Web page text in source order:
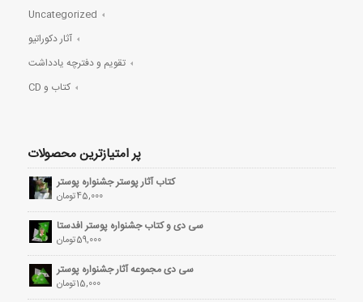
Uncategorized
آثار دکوراتیو
تقویم و دفترچه یادداشت
کتاب و CD
پر امتیازترین محصولات
کتاب آثار پوستر جشنواره پوستر
45,000تومان
سی دی و کتاب جشنواره پوستر افدستا
59,000تومان
سی دی مجموعه آثار جشنواره پوستر
15,000تومان